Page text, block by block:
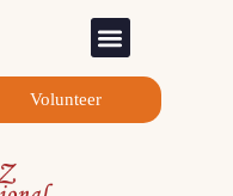
Volunteer